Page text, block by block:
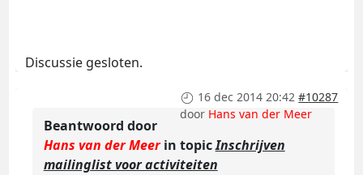
Discussie gesloten.
16 dec 2014 20:42 #10287
door Hans van der Meer
Beantwoord door
Hans van der Meerin topicInschrijven
mailinglist voor activiteiten